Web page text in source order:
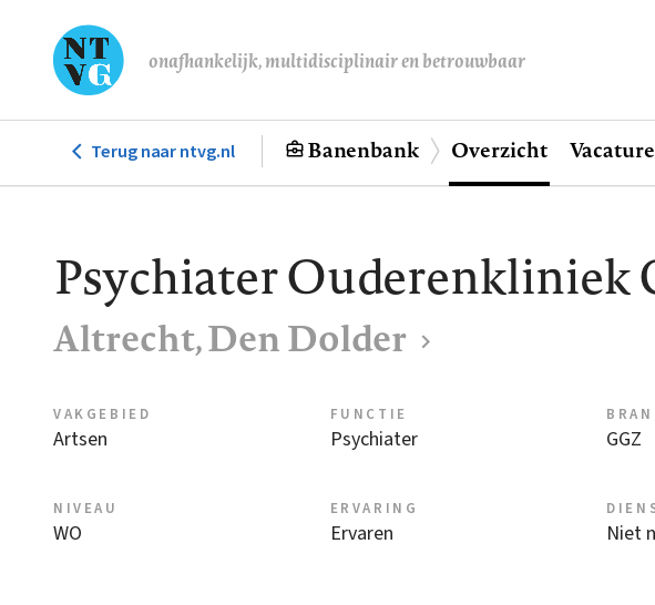
de
onafhankelijk, multidisciplinair en betrouwbaar
Hoofdnavigatie
Terug naar ntvg.nl Banenbank Overzicht
Psychiater Ouderenkliniek
Altrecht, Den Dolder
VAKGEBIED
Artsen
FUNCTIE
Psychiater GGZ
NIVEAU
WO
ERVARING
Ervaren Niet